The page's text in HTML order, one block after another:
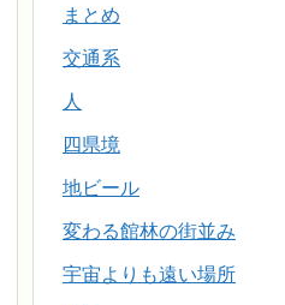
まとめ
交通系
人
四県境
地ビール
変わる館林の街並み
宇宙よりも遠い場所